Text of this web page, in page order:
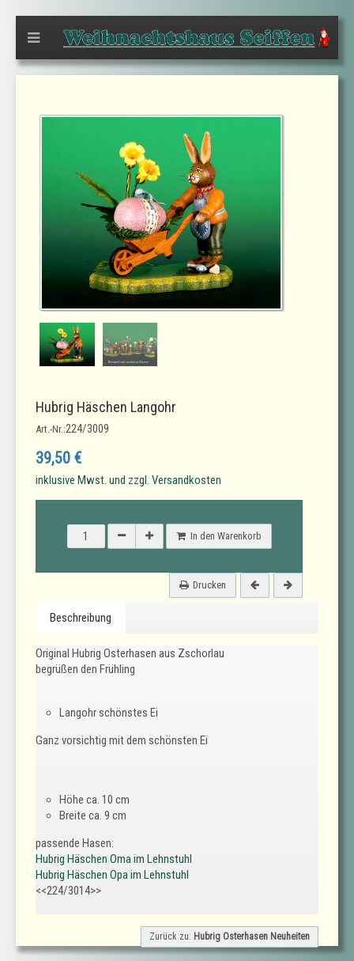
Hubrig Häschen Langohr
Art.-Nr.:224/3009
39,50 €
inklusive Mwst. und zzgl. Versandkosten
In den Warenkorb
Drucken
Beschreibung
Original Hubrig Osterhasen aus Zschorlau
begrüßen den Frühling
Langohr schönstes Ei
Ganz vorsichtig mit dem schönsten Ei
Höhe ca. 10 cm
Breite ca. 9 cm
passende Hasen:
Hubrig Häschen Oma im Lehnstuhl
Hubrig Häschen Opa im Lehnstuhl
<<224/3014>>
Zurück zu: Hubrig Osterhasen Neuheiten